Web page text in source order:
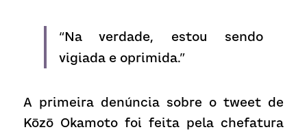
“Na verdade, estou sendo
vigiada e oprimida.”
A primeira denúncia sobre o tweet de
Kōzō Okamoto foi feita pela chefatura